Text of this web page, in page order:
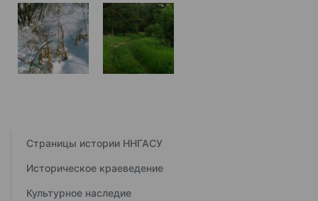
Страницы истории ННГАСУ
Историческое краеведение
Культурное наследие